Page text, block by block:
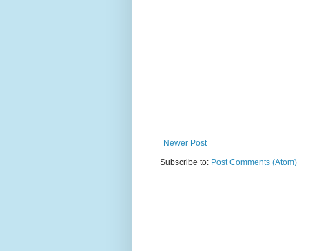
Newer Post
Subscribe to: Post Comments (Atom)